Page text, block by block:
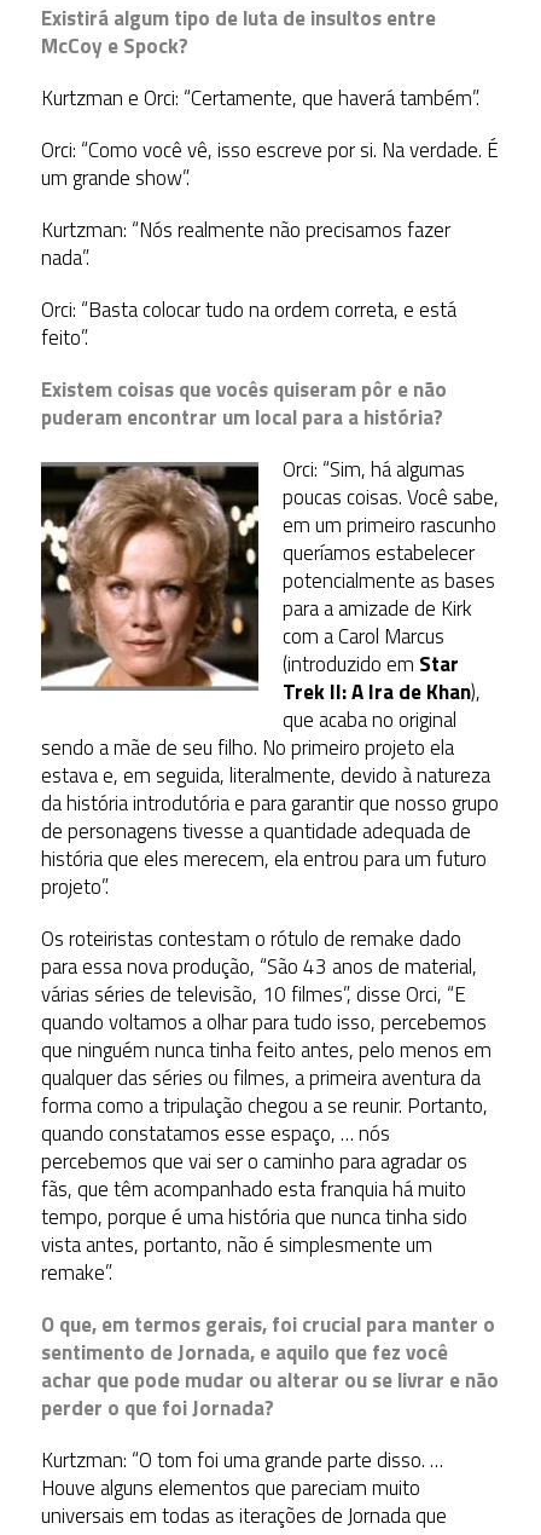
Existirá algum tipo de luta de insultos entre
McCoy e Spock?
Kurtzman e Orci: “Certamente, que haverá também”.
Orci: “Como você vê, isso escreve por si. Na verdade. É
um grande show”.
Kurtzman: “Nós realmente não precisamos fazer
nada”.
Orci: “Basta colocar tudo na ordem correta, e está
feito”.
Existem coisas que vocês quiseram pôr e não
puderam encontrar um local para a história?
Orci: “Sim, há algumas
poucas coisas. Você sabe,
em um primeiro rascunho
queríamos estabelecer
potencialmente as bases
para a amizade de Kirk
com a Carol Marcus
(introduzido em Star
Trek II: A Ira de Khan),
que acaba no original
sendo a mãe de seu filho. No primeiro projeto ela
estava e, em seguida, literalmente, devido à natureza
da história introdutória e para garantir que nosso grupo
de personagens tivesse a quantidade adequada de
história que eles merecem, ela entrou para um futuro
projeto”.
Os roteiristas contestam o rótulo de remake dado
para essa nova produção, “São 43 anos de material,
várias séries de televisão, 10 filmes”, disse Orci, “E
quando voltamos a olhar para tudo isso, percebemos
que ninguém nunca tinha feito antes, pelo menos em
qualquer das séries ou filmes, a primeira aventura da
forma como a tripulação chegou a se reunir. Portanto,
quando constatamos esse espaço, … nós
percebemos que vai ser o caminho para agradar os
fãs, que têm acompanhado esta franquia há muito
tempo, porque é uma história que nunca tinha sido
vista antes, portanto, não é simplesmente um
remake”.
O que, em termos gerais, foi crucial para manter o
sentimento de Jornada, e aquilo que fez você
achar que pode mudar ou alterar ou se livrar e não
perder o que foi Jornada?
Kurtzman: “O tom foi uma grande parte disso. …
Houve alguns elementos que pareciam muito
universais em todas as iterações de Jornada que